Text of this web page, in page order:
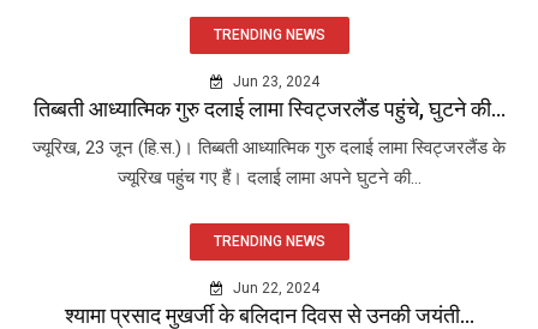
TRENDING NEWS
Jun 23, 2024
तिब्बती आध्यात्मिक गुरु दलाई लामा स्विट्जरलैंड पहुंचे, घुटने की...
ज्यूरिख, 23 जून (हि.स.)। तिब्बती आध्यात्मिक गुरु दलाई लामा स्विट्जरलैंड के
ज्यूरिख पहुंच गए हैं। दलाई लामा अपने घुटने की...
TRENDING NEWS
Jun 22, 2024
श्यामा प्रसाद मुखर्जी के बलिदान दिवस से उनकी जयंती...